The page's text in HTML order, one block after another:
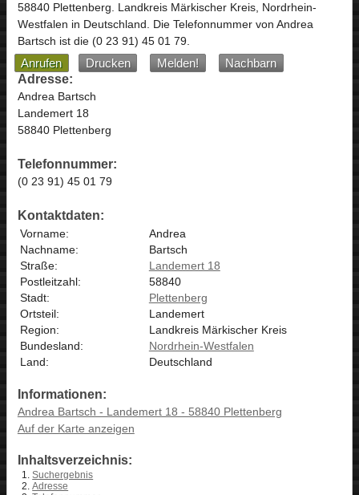
58840 Plettenberg. Landkreis Märkischer Kreis, Nordrhein-
Westfalen in Deutschland. Die Telefonnummer von Andrea
Bartsch ist die (0 23 91) 45 01 79.
Anrufen Drucken Melden!
Nachbarn
Adresse:
Andrea Bartsch
Landemert 18
58840 Plettenberg
Telefonnummer:
(0 23 91) 45 01 79
Kontaktdaten:
Vorname:
Andrea
Nachname:
Bartsch
Straße:
Landemert 18
Postleitzahl:
58840
Stadt:
Plettenberg
Ortsteil:
Landemert
Region:
Landkreis Märkischer Kreis
Bundesland:
Nordrhein-Westfalen
Land:
Deutschland
Informationen:
Andrea Bartsch - Landemert 18 - 58840 Plettenberg
Auf der Karte anzeigen
Inhaltsverzeichnis:
Suchergebnis
Adresse